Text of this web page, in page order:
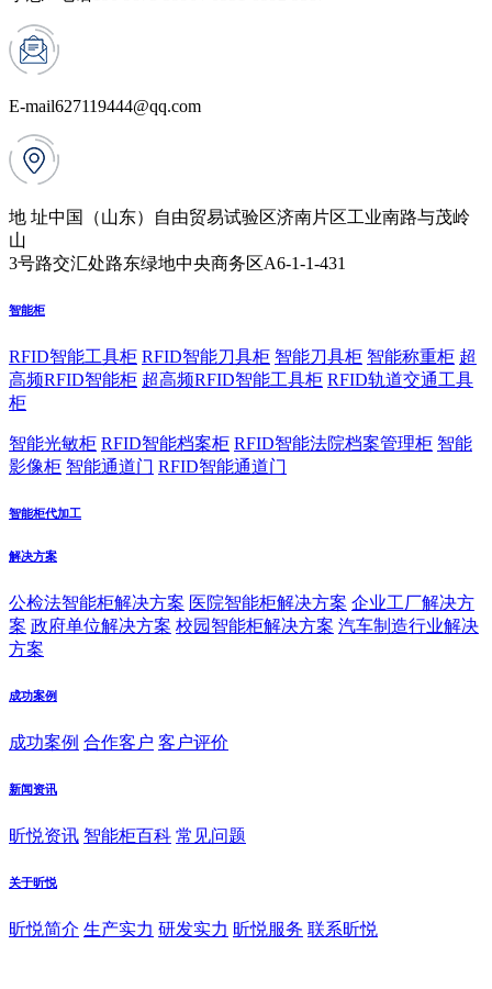
E-mail627119444@qq.com
地 址中国（山东）自由贸易试验区济南片区工业南路与茂岭
山
3号路交汇处路东绿地中央商务区A6-1-1-431
智能柜
RFID智能工具柜 RFID智能刀具柜 智能刀具柜 智能称重柜 超
高频RFID智能柜 超高频RFID智能工具柜 RFID轨道交通工具
柜
智能光敏柜 RFID智能档案柜 RFID智能法院档案管理柜 智能
影像柜 智能通道门 RFID智能通道门
智能柜代加工
解决方案
公检法智能柜解决方案 医院智能柜解决方案 企业工厂解决方
案 政府单位解决方案 校园智能柜解决方案 汽车制造行业解决
方案
成功案例
成功案例 合作客户 客户评价
新闻资讯
昕悦资讯 智能柜百科 常见问题
关于昕悦
昕悦简介 生产实力 研发实力 昕悦服务 联系昕悦